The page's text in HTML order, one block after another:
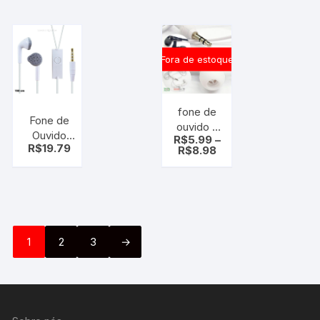
display
digital
Branco
microfone
esportes
Fone de
Ouvido
Com
R$19.79
Fora de estoque
fone de
ouvido –
universal
simples-
R$5.99–
R$8.98
1 2 3 →